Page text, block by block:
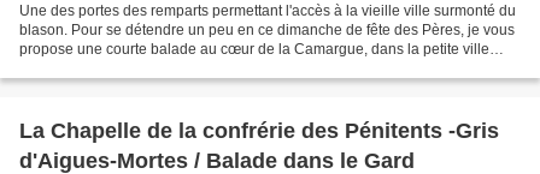
Une des portes des remparts permettant l'accès à la vieille ville surmonté du
blason. Pour se détendre un peu en ce dimanche de fête des Pères, je vous
propose une courte balade au cœur de la Camargue, dans la petite ville
La Chapelle de la confrérie des Pénitents -Gris
d'Aigues-Mortes / Balade dans le Gard